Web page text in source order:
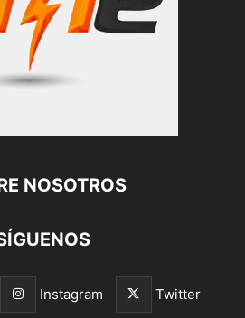
NOSOTROS
Instagram Twitter